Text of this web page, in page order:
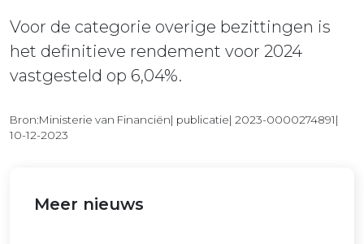
Voor de categorie overige bezittingen is
het definitieve rendement voor 2024
vastgesteld op 6,04%.
Bron:Ministerie van Financiën| publicatie| 2023-0000274891|
10-12-2023
Meer nieuws